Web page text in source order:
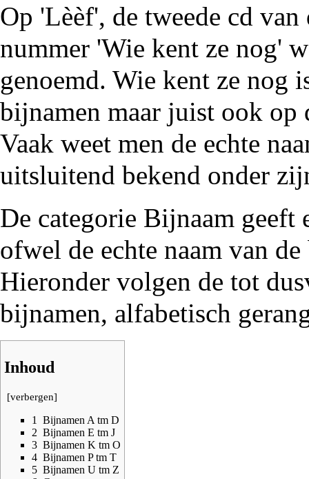
Op 'Lèèf', de tweede cd
nummer 'Wie kent ze nog'
genoemd. Wie kent ze nog
bijnamen maar juist ook op
Vaak weet men de echte
uitsluitend bekend onder
De categorie Bijnaam geeft
ofwel de echte naam van
Hieronder volgen de tot
bijnamen, alfabetisch
Inhoud
[verbergen]
1
Bijnamen A tm D
2 Bijnamen E tm J
3 Bijnamen K tm O
4 Bijnamen P tm T
5 Bijnamen U tm Z